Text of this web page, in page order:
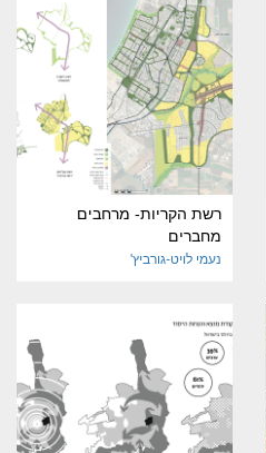
רשת הקריות- מרחבים
מחברים
נעמי לויט-גורביץ'